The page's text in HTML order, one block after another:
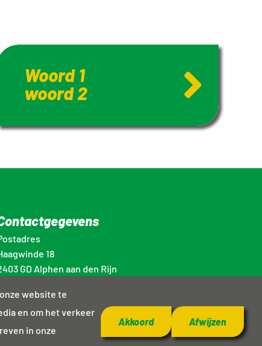
Woord 1
woord 2
18
GD Alphen aan den Rijn
website te
en om het verkeer
in onze
Akkoord Afwijzen